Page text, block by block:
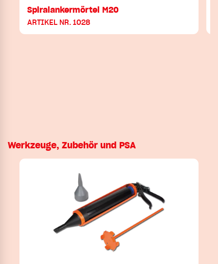
Spiralankermörtel M20
ARTIKEL NR. 1028
Werkzeuge, Zubehör und PSA